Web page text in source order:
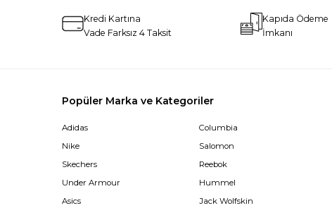
Kredi Kartına
Vade Farksız 4 Taksit
Kapıda Ödeme
İmkanı
Popüler Marka ve Kategoriler
Adidas
Nike
Skechers
Under Armour
Asics
Columbia
Salomon
Reebok
Hummel
Jack Wolfskin